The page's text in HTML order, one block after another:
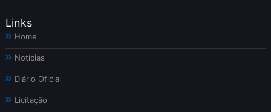
Links
Home
Notícias
Diário Oficial
Licitação